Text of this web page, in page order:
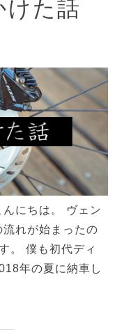
けた話
にちは。 ヴェン
れが始まったの
。 僕も初代ディ
年の夏に納車し